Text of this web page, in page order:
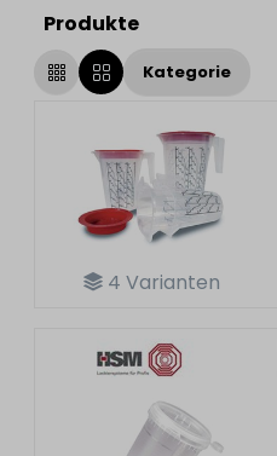
Produkte
Kategorie
4 Varianten